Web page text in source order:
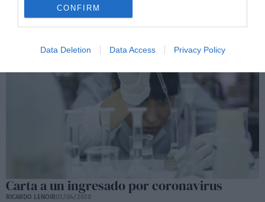
CONFIRM
Data Deletion Data Access Privacy Policy
Carta a un ingresado por coronavirus
RICARDO LENOIR03/04/2020